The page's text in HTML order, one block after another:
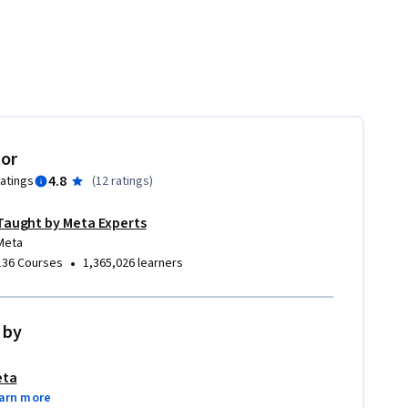
4.8 (12 ratings)
by Meta Experts
Courses • 1,365,026 learners
more